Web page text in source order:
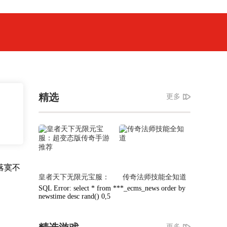
寞不
精选 更多
皇者天下无限元宝服：
超变态版传奇手游推荐
传奇法师技能全知道
SQL Error: select * from ***_ecms_news order by
newstime desc rand() 0,5